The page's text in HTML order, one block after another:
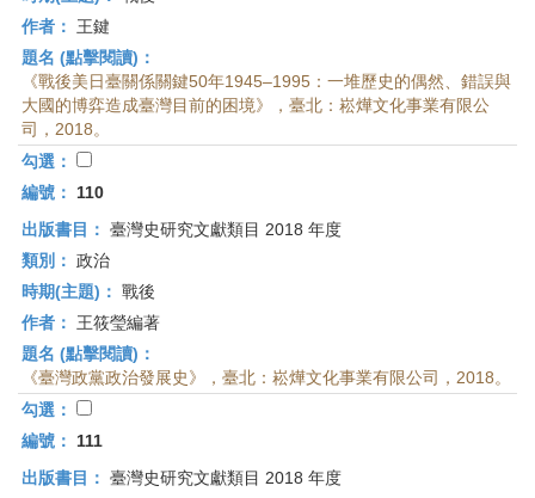
作者：
王鍵
題名 (點擊閱讀)：
《戰後美日臺關係關鍵50年1945–1995：一堆歷史的偶然、錯誤與
大國的博弈造成臺灣目前的困境》，臺北：崧燁文化事業有限公
司，2018。
勾選：
編號：
110
出版書目： 臺灣史研究文獻類目 2018 年度
類別： 政治
時期(主題)： 戰後
作者：
王筱瑩編著
題名 (點擊閱讀)：
《臺灣政黨政治發展史》，臺北：崧燁文化事業有限公司，2018。
勾選：
編號：
111
出版書目： 臺灣史研究文獻類目 2018 年度